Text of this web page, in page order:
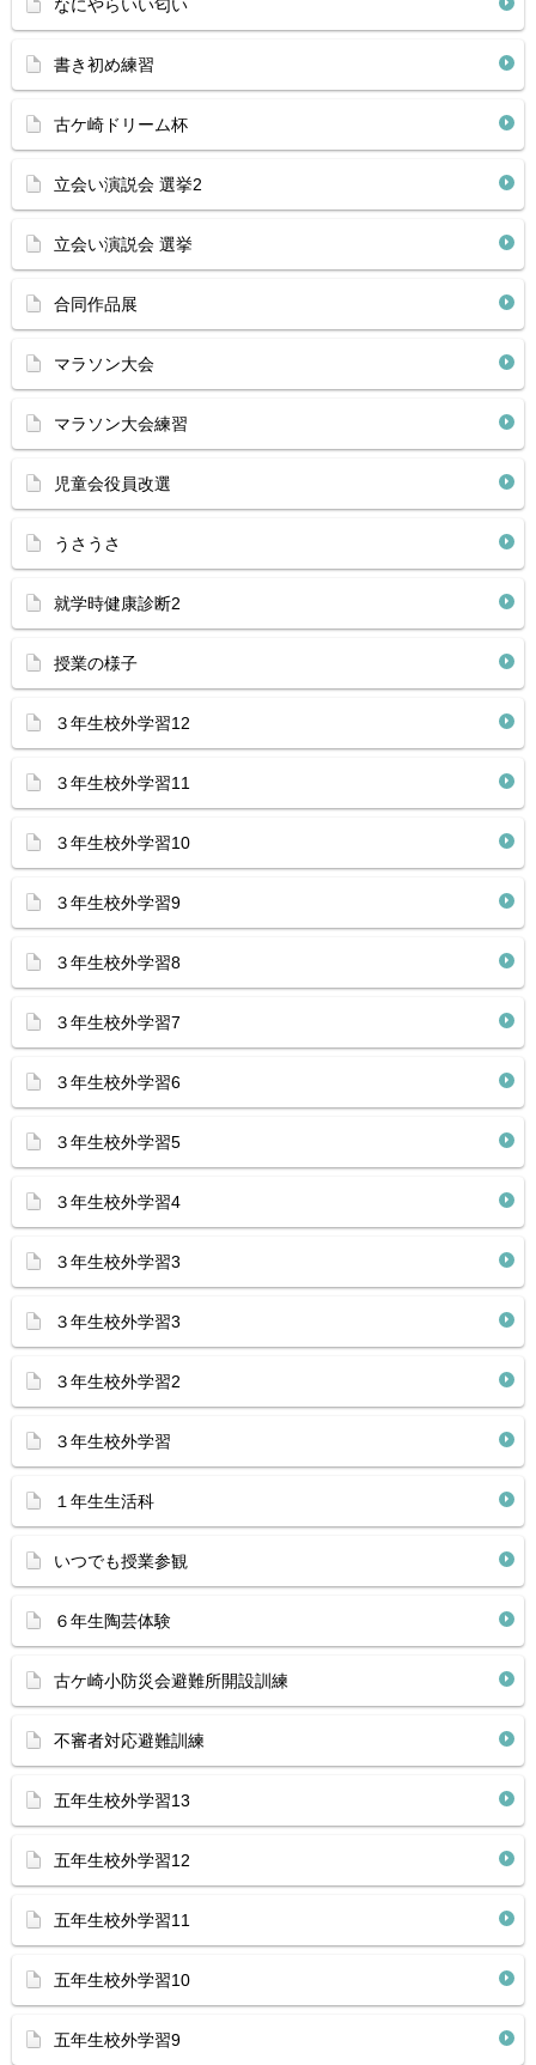
なにやらいい匂い
書き初め練習
古ケ崎ドリーム杯
立会い演説会 選挙2
立会い演説会 選挙
合同作品展
マラソン大会
マラソン大会練習
児童会役員改選
うさうさ
就学時健康診断2
授業の様子
３年生校外学習12
３年生校外学習11
３年生校外学習10
３年生校外学習9
３年生校外学習8
３年生校外学習7
３年生校外学習6
３年生校外学習5
３年生校外学習4
３年生校外学習3
３年生校外学習3
３年生校外学習2
３年生校外学習
１年生生活科
いつでも授業参観
６年生陶芸体験
古ケ崎小防災会避難所開設訓練
不審者対応避難訓練
五年生校外学習13
五年生校外学習12
五年生校外学習11
五年生校外学習10
五年生校外学習9